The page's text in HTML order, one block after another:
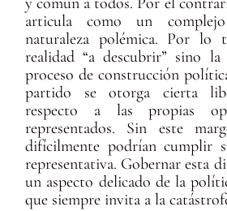
articula como un
naturaleza polémica. Por lo
realidad “a descubrir” sino
proceso de construcción
partido se otorga cierta
respecto a las propias
representados. Sin este
difícilmente podrían cumplir
representativa. Gobernar esta
un aspecto delicado de la
que siempre invita a la